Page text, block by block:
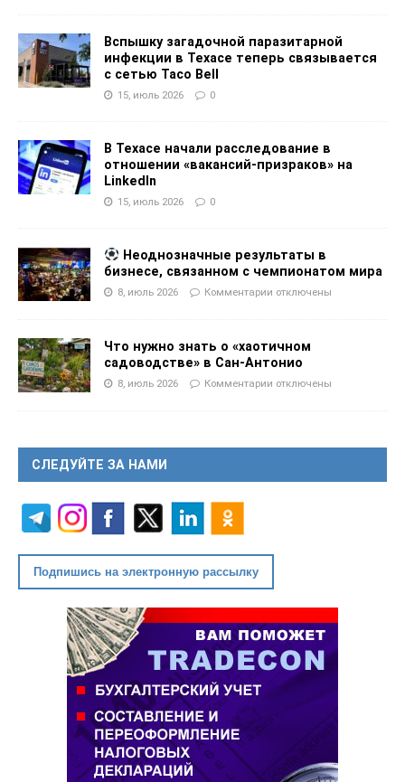
Вспышку загадочной паразитарной
инфекции в Техасе теперь связывается
с сетью Taco Bell
15, июль 2026 0
В Техасе начали расследование в
отношении «вакансий-призраков» на
LinkedIn
15, июль 2026 0
Неоднозначные результаты в
бизнесе, связанном с чемпионатом мира
8, июль 2026 Комментарии отключены
Что нужно знать о «хаотичном
садоводстве» в Сан-Антонио
8, июль 2026 Комментарии отключены
СЛЕДУЙТЕ ЗА НАМИ
Подпишись на электронную рассылку